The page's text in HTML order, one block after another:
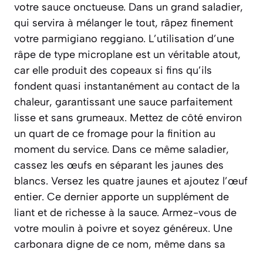
votre sauce onctueuse. Dans un grand saladier,
qui servira à mélanger le tout, râpez finement
votre parmigiano reggiano. L’utilisation d’une
râpe de type microplane est un véritable atout,
car elle produit des copeaux si fins qu’ils
fondent quasi instantanément au contact de la
chaleur, garantissant une sauce parfaitement
lisse et sans grumeaux. Mettez de côté environ
un quart de ce fromage pour la finition au
moment du service. Dans ce même saladier,
cassez les œufs en séparant les jaunes des
blancs. Versez les quatre jaunes et ajoutez l’œuf
entier. Ce dernier apporte un supplément de
liant et de richesse à la sauce. Armez-vous de
votre moulin à poivre et soyez généreux. Une
carbonara digne de ce nom, même dans sa